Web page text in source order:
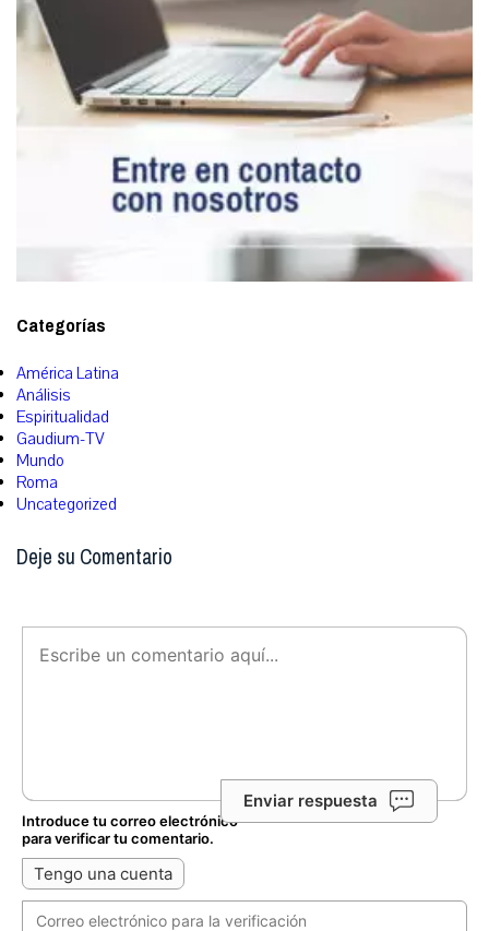
Categorías
América Latina
Análisis
Espiritualidad
Gaudium-TV
Mundo
Roma
Uncategorized
Deje su Comentario
Enviar respuesta
Introduce tu correo electrónico
para verificar tu comentario.
Tengo una cuenta